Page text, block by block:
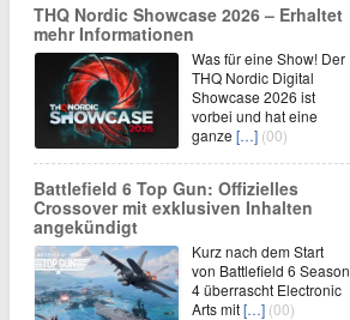
THQ Nordic Showcase 2026 – Erhaltet
mehr Informationen
Was für eine Show! Der
THQ Nordic Digital
Showcase 2026 ist
vorbei und hat eine
ganze […] (00)
Battlefield 6 Top Gun: Offizielles
Crossover mit exklusiven Inhalten
angekündigt
Kurz nach dem Start
von Battlefield 6 Season
4 überrascht Electronic
Arts mit[…] (00)